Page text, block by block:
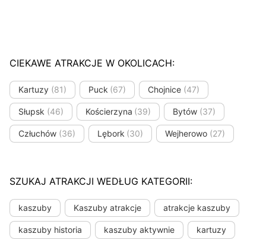
CIEKAWE ATRAKCJE W OKOLICACH:
Kartuzy (81) Puck (67) Chojnice (47)
Słupsk (46) Kościerzyna (39) Bytów (37)
Człuchów (36) Lębork (30) Wejherowo (27)
SZUKAJ ATRAKCJI WEDŁUG KATEGORII:
kaszuby Kaszuby atrakcje atrakcje kaszuby
kaszuby historia kaszuby aktywnie kartuzy